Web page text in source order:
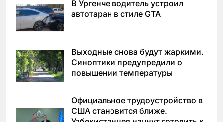
В Ургенче водитель устроил
автотаран в стиле GTA
Выходные снова будут жаркими.
Синоптики предупредили о
повышении температуры
Официальное трудоустройство в
США становится ближе.